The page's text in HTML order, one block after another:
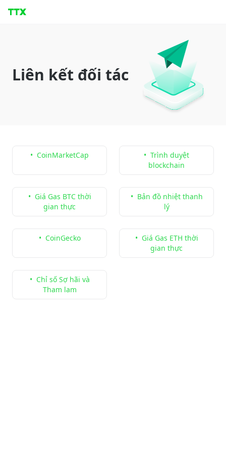
Liên kết đối tác
• CoinMarketCap • Trình duyệt
blockchain
• Giá Gas BTC thời
gian thực
• Bản đồ nhiệt thanh
lý
• CoinGecko • Giá Gas ETH thời
gian thực
• Chỉ số Sợ hãi và
Tham lam